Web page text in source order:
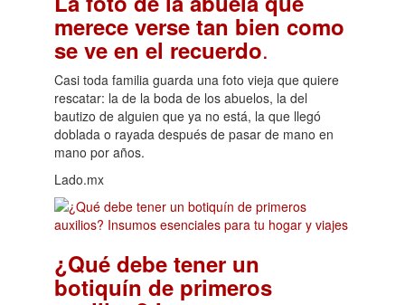
merece verse tan bien como
se ve en el recuerdo.
Casi toda familia guarda una foto vieja que quiere
rescatar: la de la boda de los abuelos, la del
bautizo de alguien que ya no está, la que llegó
doblada o rayada después de pasar de mano en
mano por años.
Lado.mx
¿Qué debe tener un
botiquín de primeros